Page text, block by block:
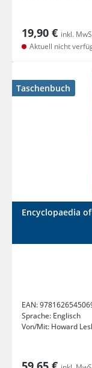
19,90 € inkl.
Aktuell nicht
Taschenbuch
Encyclopaedia
EAN:
Sprache: Englisch
Von/Mit: Howard